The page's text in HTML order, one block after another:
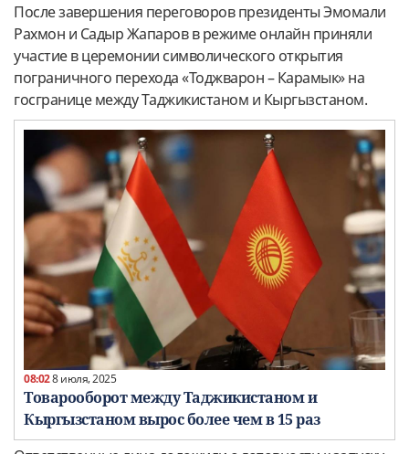
После завершения переговоров президенты Эмомали
Рахмон и Садыр Жапаров в режиме онлайн приняли
участие в церемонии символического открытия
пограничного перехода «Тоджварон – Карамык» на
госгранице между Таджикистаном и Кыргызстаном.
08:028 июля, 2025
Товарооборот между Таджикистаном и
Кыргызстаном вырос более чем в 15 раз